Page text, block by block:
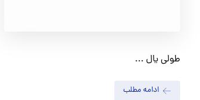
طولی یال ...
ادامه مطلب